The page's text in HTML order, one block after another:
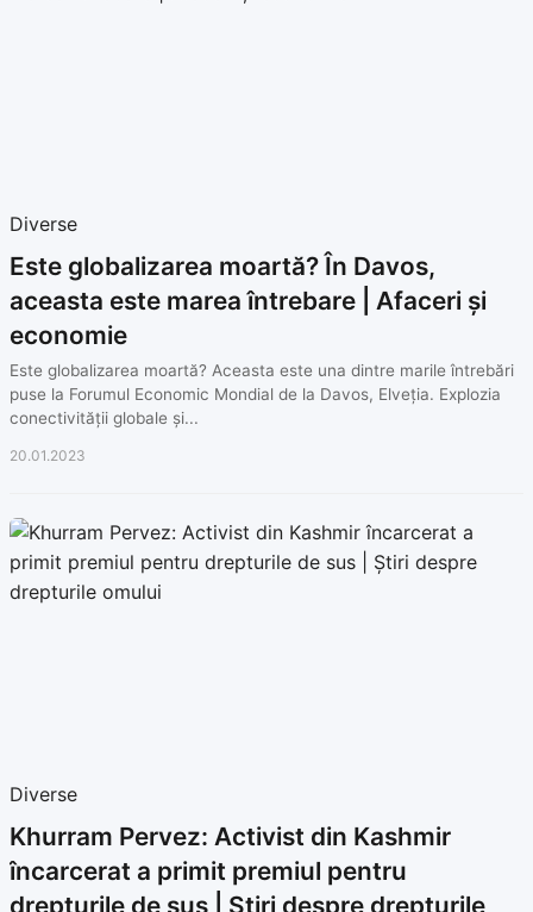
Diverse
Este globalizarea moartă? În Davos,
aceasta este marea întrebare | Afaceri și
economie
Este globalizarea moartă? Aceasta este una dintre marile întrebări
puse la Forumul Economic Mondial de la Davos, Elveția. Explozia
conectivității globale și...
20.01.2023
Diverse
Khurram Pervez: Activist din Kashmir
încarcerat a primit premiul pentru
drepturile de sus | Știri despre drepturile